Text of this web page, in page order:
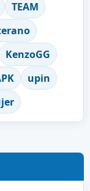
TEAM
KenzoGG
upin